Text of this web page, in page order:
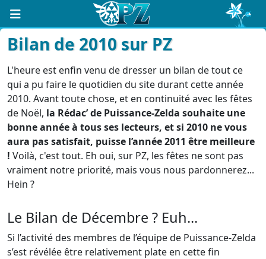
Bilan de 2010 sur PZ
L'heure est enfin venu de dresser un bilan de tout ce
qui a pu faire le quotidien du site durant cette année
2010. Avant toute chose, et en continuité avec les fêtes
de Noël, la Rédac’ de Puissance-Zelda souhaite une
bonne année à tous ses lecteurs, et si 2010 ne vous
aura pas satisfait, puisse l’année 2011 être meilleure
! Voilà, c'est tout. Eh oui, sur PZ, les fêtes ne sont pas
vraiment notre priorité, mais vous nous pardonnerez...
Hein ?
Le Bilan de Décembre ? Euh...
Si l’activité des membres de l’équipe de Puissance-Zelda
s’est révélée être relativement plate en cette fin